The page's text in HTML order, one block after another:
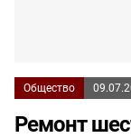
Общество
Ремонт